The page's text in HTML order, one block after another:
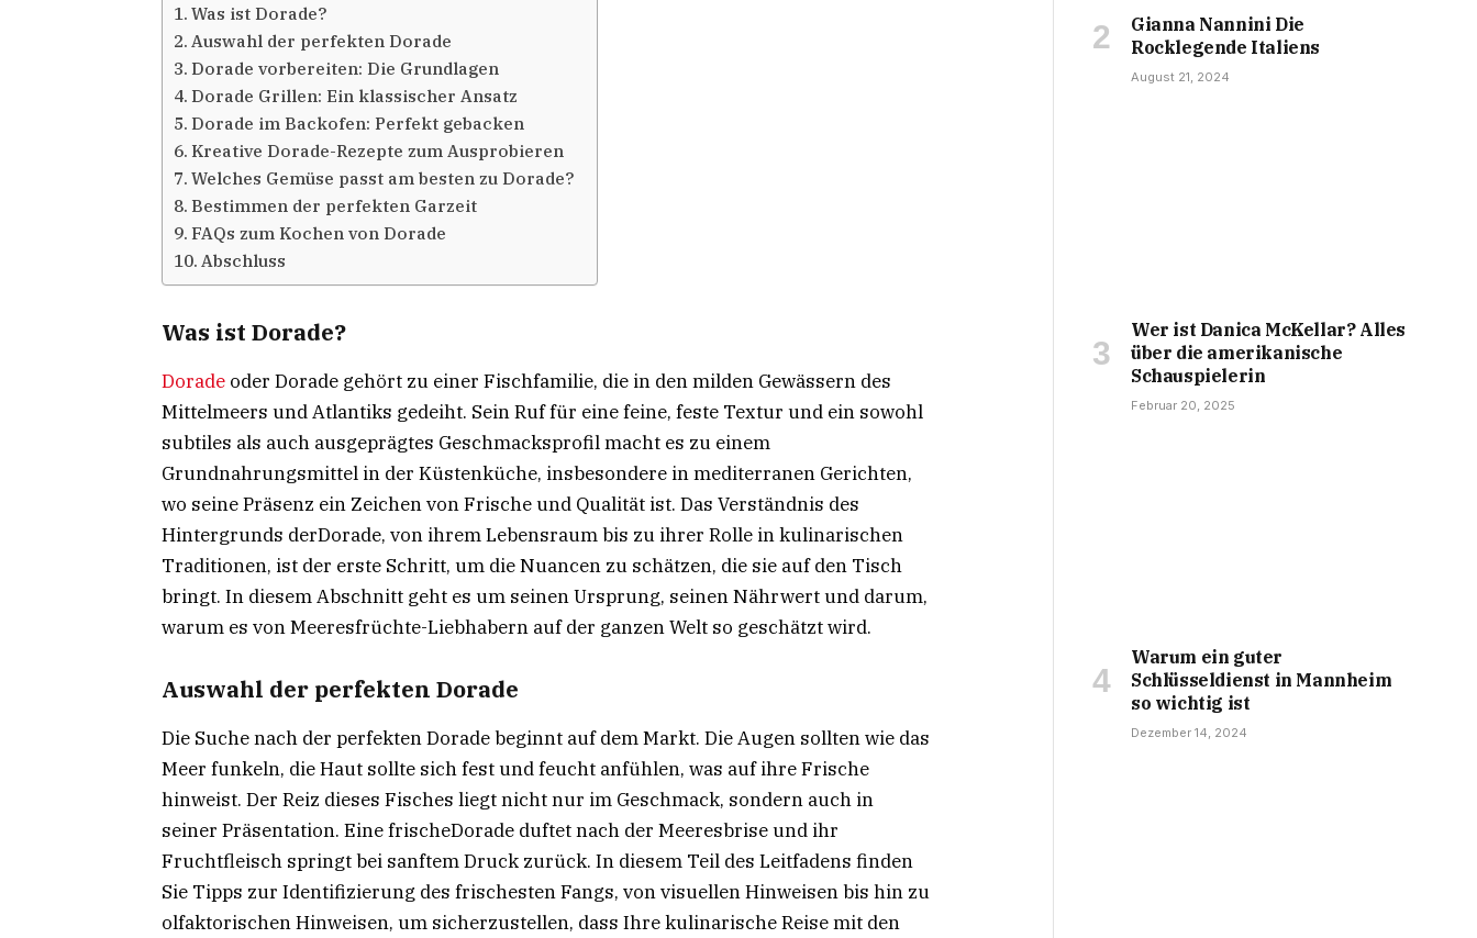
Was ist Dorade?
Auswahl der perfekten Dorade
Dorade vorbereiten: Die Grundlagen
Dorade Grillen: Ein klassischer Ansatz
Dorade im Backofen: Perfekt gebacken
Kreative Dorade-Rezepte zum Ausprobieren
Welches Gemüse passt am besten zu Dorade?
Bestimmen der perfekten Garzeit
FAQs zum Kochen von Dorade
Abschluss
Was ist Dorade?
Dorade oder Dorade gehört zu einer Fischfamilie, die in den milden Gewässern des
Mittelmeers und Atlantiks gedeiht. Sein Ruf für eine feine, feste Textur und ein sowohl
subtiles als auch ausgeprägtes Geschmacksprofil macht es zu einem
Grundnahrungsmittel in der Küstenküche, insbesondere in mediterranen Gerichten,
wo seine Präsenz ein Zeichen von Frische und Qualität ist. Das Verständnis des
Hintergrunds derDorade, von ihrem Lebensraum bis zu ihrer Rolle in kulinarischen
Traditionen, ist der erste Schritt, um die Nuancen zu schätzen, die sie auf den Tisch
bringt. In diesem Abschnitt geht es um seinen Ursprung, seinen Nährwert und darum,
warum es von Meeresfrüchte-Liebhabern auf der ganzen Welt so geschätzt wird.
Auswahl der perfekten Dorade
Die Suche nach der perfekten Dorade beginnt auf dem Markt. Die Augen sollten wie das
Meer funkeln, die Haut sollte sich fest und feucht anfühlen, was auf ihre Frische
hinweist. Der Reiz dieses Fisches liegt nicht nur im Geschmack, sondern auch in
seiner Präsentation. Eine frischeDorade duftet nach der Meeresbrise und ihr
Fruchtfleisch springt bei sanftem Druck zurück. In diesem Teil des Leitfadens finden
Sie Tipps zur Identifizierung des frischesten Fangs, von visuellen Hinweisen bis hin zu
olfaktorischen Hinweisen, um sicherzustellen, dass Ihre kulinarische Reise mit den
Gianna Nannini Die
Rocklegende Italiens
August 21, 2024
Wer ist Danica McKellar? Alles
über die amerikanische
Schauspielerin
Februar 20, 2025
Warum ein guter
Schlüsseldienst in Mannheim
so wichtig ist
Dezember 14, 2024